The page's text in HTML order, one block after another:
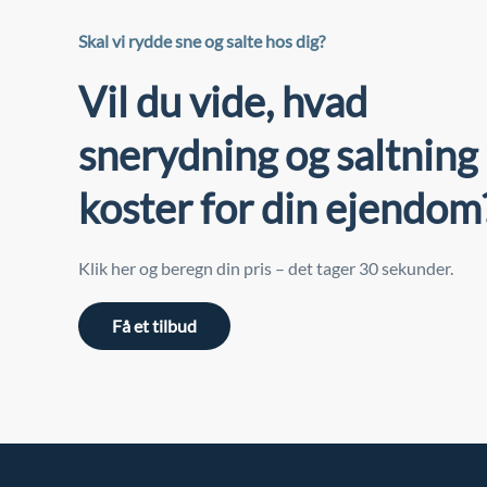
Skal vi rydde sne og salte hos dig?
Vil du vide, hvad
snerydning og saltning
koster for din
Klik her og beregn din pris – det tager 30 sekunder.
Få et tilbud